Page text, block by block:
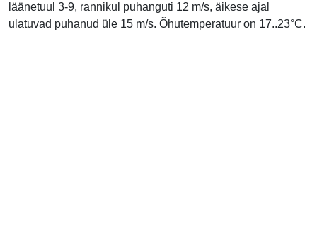
läänetuul 3-9, rannikul puhanguti 12 m/s, äikese ajal
ulatuvad puhanud üle 15 m/s. Õhutemperatuur on 17..23°C.